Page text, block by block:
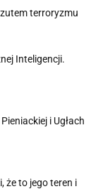
terroryzmu
Inteligencji.
i Ugłach
że to jego teren i